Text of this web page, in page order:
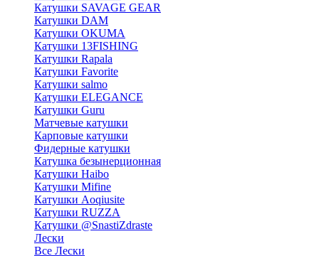
Катушки SAVAGE GEAR
Катушки DAM
Катушки OKUMA
Катушки 13FISHING
Катушки Rapala
Катушки Favorite
Катушки salmo
Катушки ELEGANCE
Катушки Guru
Матчевые катушки
Карповые катушки
Фидерные катушки
Катушка безынерционная
Катушки Haibo
Катушки Mifine
Катушки Aoqiusite
Катушки RUZZA
Катушки @SnastiZdraste
Лески
Все Лески